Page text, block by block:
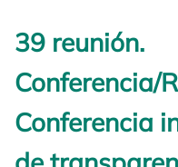
39 reunión.
Conferencia/
Conferencia